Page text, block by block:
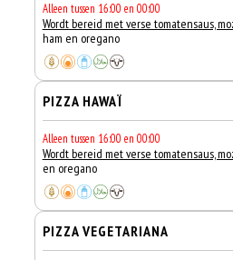
Alleen tussen 16:00 en 00:00
Wordt bereid met verse tomatensaus,
ham en oregano
PIZZA HAWAÏ
Alleen tussen 16:00 en 00:00
Wordt bereid met verse tomatensaus,
en oregano
PIZZA VEGETARIANA